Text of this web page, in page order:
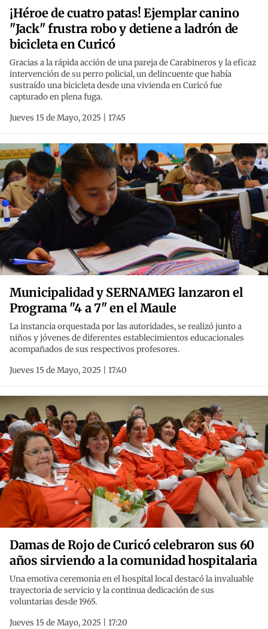
¡Héroe de cuatro patas! Ejemplar canino
"Jack" frustra robo y detiene a ladrón de
bicicleta en Curicó
Gracias a la rápida acción de una pareja de Carabineros y la eficaz
intervención de su perro policial, un delincuente que había
sustraído una bicicleta desde una vivienda en Curicó fue
capturado en plena fuga.
Jueves 15 de Mayo, 2025 | 17:45
Municipalidad y SERNAMEG lanzaron el
Programa "4 a 7" en el Maule
La instancia orquestada por las autoridades, se realizó junto a
niños y jóvenes de diferentes establecimientos educacionales
acompañados de sus respectivos profesores.
Jueves 15 de Mayo, 2025 | 17:40
Damas de Rojo de Curicó celebraron sus 60
años sirviendo a la comunidad hospitalaria
Una emotiva ceremonia en el hospital local destacó la invaluable
trayectoria de servicio y la continua dedicación de sus
voluntarias desde 1965.
Jueves 15 de Mayo, 2025 | 17:20